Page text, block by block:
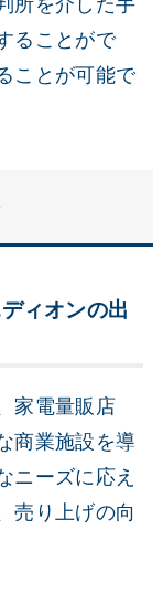
所を介した手
ることがで
ことが可能で
ィオンの出
家電量販店
商業施設を導
ニーズに応え
売り上げの向